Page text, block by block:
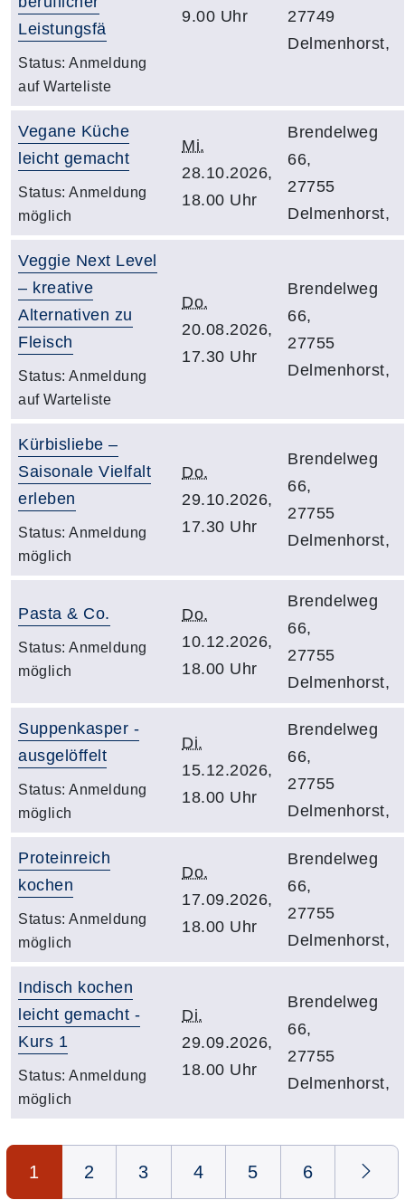
Leistungsfä
Status: Anmeldung
auf Warteliste
9.00 Uhr
27749
Delmenhorst,
Vegane Küche
leicht gemacht
Status: Anmeldung
möglich
Mi.
28.10.2026,
18.00 Uhr
Brendelweg
66,
27755
Delmenhorst,
Veggie Next Level
– kreative
Alternativen zu
Fleisch
Status: Anmeldung
auf Warteliste
Do.
20.08.2026,
17.30 Uhr
Brendelweg
66,
27755
Delmenhorst,
Kürbisliebe –
Saisonale Vielfalt
erleben
Status: Anmeldung
möglich
Do.
29.10.2026,
17.30 Uhr
Brendelweg
66,
27755
Delmenhorst,
Pasta & Co.
Status: Anmeldung
möglich
Do.
10.12.2026,
18.00 Uhr
Brendelweg
66,
27755
Delmenhorst,
Suppenkasper -
ausgelöffelt
Status: Anmeldung
möglich
Di.
15.12.2026,
18.00 Uhr
Brendelweg
66,
27755
Delmenhorst,
Proteinreich
kochen
Status: Anmeldung
möglich
Do.
17.09.2026,
18.00 Uhr
Brendelweg
66,
27755
Delmenhorst,
Indisch kochen
leicht gemacht -
Kurs 1
Status: Anmeldung
möglich
Di.
29.09.2026,
18.00 Uhr
Brendelweg
66,
27755
Delmenhorst,
1 2 3 4 5 6